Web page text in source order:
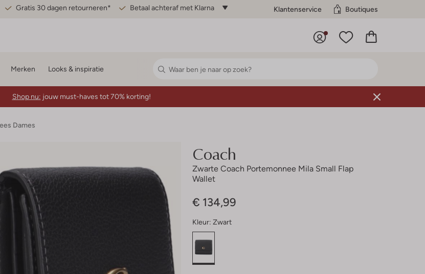
Gratis 30 dagen retourneren* Betaal achteraf met Klarna Klantenservice Boutiques
Merken Looks & inspiratie
Shop nu: jouw must-haves tot 70% korting!
Dames
Coach
Zwarte Coach Portemonnee Mila Small Flap
Wallet
€ 134,99
Kleur: Zwart